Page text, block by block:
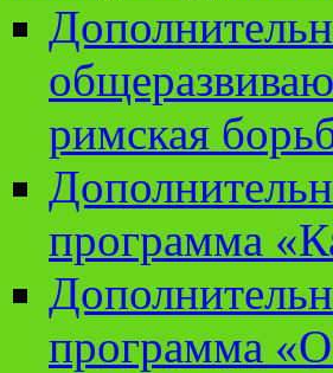
римская
программа
программа